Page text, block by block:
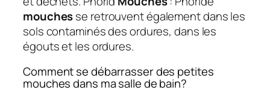
mouchesse retrouvent également dans les
sols contaminés des ordures, dans les
égouts et les ordures.
Comment se débarrasser des petites
mouches dans ma salle de bain?